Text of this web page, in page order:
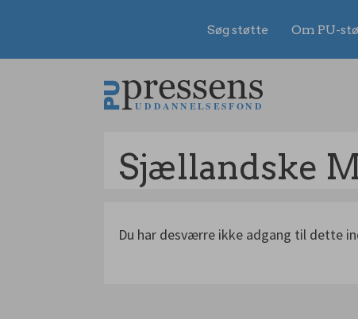
Søg støtte Om PU-
Sjællandske
Du har desværre ikke adgang til dette